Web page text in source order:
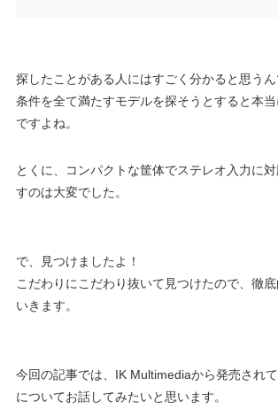
探したことがある人にはすごく分かると思う
条件を全て満たすモデルを探そうとすると本
ですよね。
とくに、コンパクトな筐体でステレオ入力に
すのは大変でした。
で、見つけましたよ！
こだわりにこだわり抜いて見つけたので、徹
いきます。
今回の記事では、IK Multimediaから発売され
についてお話してみたいと思います。